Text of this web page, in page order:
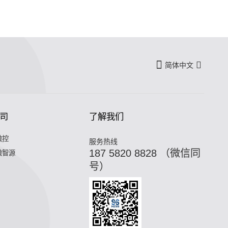
简体中文
控
智源
了解我们
服务热线
187 5820 8828 （微信同
号）